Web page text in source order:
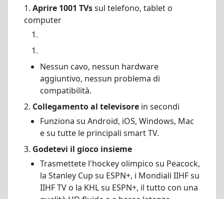
1. Aprire 1001 TVssul telefono, tablet o
computer
Nessun cavo, nessun hardware
aggiuntivo, nessun problema di
compatibilità.
2. Collegamento al televisore in secondi
Funziona su Android, iOS, Windows, Mac
e su tutte le principali smart TV.
3. Godetevi il gioco insieme
Trasmettete l'hockey olimpico su Peacock,
la Stanley Cup su ESPN+, i Mondiali IIHF su
IIHF TV o la KHL su ESPN+, il tutto con una